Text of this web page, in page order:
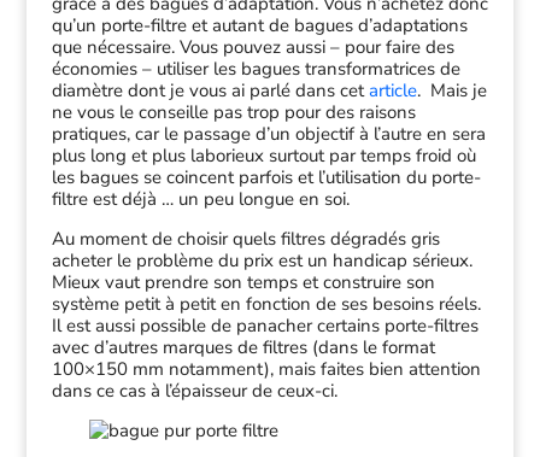
qu’un porte-filtre et autant de bagues d’adaptations
que nécessaire. Vous pouvez aussi – pour faire des
économies – utiliser les bagues transformatrices de
diamètre dont je vous ai parlé dans cetarticle. Mais je
ne vous le conseille pas trop pour des raisons
pratiques, car le passage d’un objectif à l’autre en sera
plus long et plus laborieux surtout par temps froid où
les bagues se coincent parfois et l’utilisation du porte-
filtre est déjà … un peu longue en soi.
Au moment de choisir quels filtres dégradés gris
acheter le problème du prix est un handicap sérieux.
Mieux vaut prendre son temps et construire son
système petit à petit en fonction de ses besoins réels.
Il est aussi possible de panacher certains porte-filtres
avec d’autres marques de filtres (dans le format
100×150 mm notamment), mais faites bien attention
dans ce cas à l’épaisseur de ceux-ci.